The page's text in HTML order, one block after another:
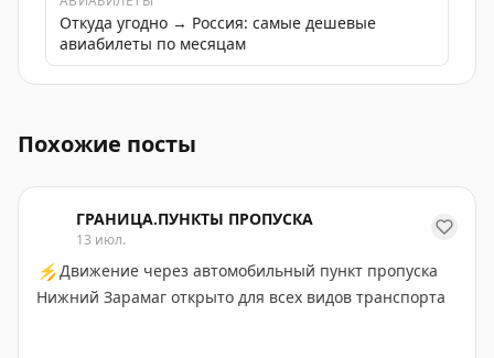
Откуда угодно → Россия: самые дешевые
авиабилеты по месяцам
Похожие посты
ГРАНИЦА.ПУНКТЫ ПРОПУСКА
13 июл.
⚡ Движение через автомобильный пункт пропуска
Нижний Зарамаг открыто для всех видов транспорта